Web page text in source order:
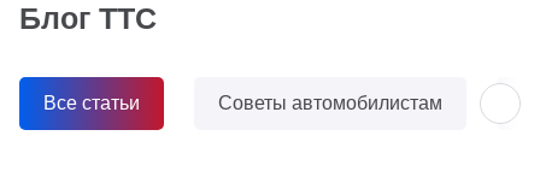
Блог ТТС
Все статьи Советы автомобилистам